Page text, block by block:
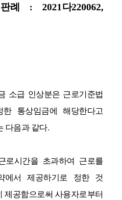
례 : 2021 다220062,
소급 인상분은 근로기준법
한 통상임금에 해당한다고
다음과 같다.
로시간을 초과하여 근로를
에서 제공하기로 정한 것
제공함으로써 사용자로부터